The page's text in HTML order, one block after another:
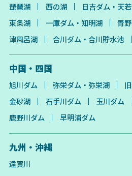
琵琶湖 西の湖 日吉ダム・天
東条湖
一庫ダム・知明湖 青
津風呂湖
合川ダム・合川貯水池
中国・四国
旭川ダム 弥栄ダム・弥栄湖
金砂湖
石手川ダム 玉川ダム
鹿野川ダム
早明浦ダム
九州・沖縄
遠賀川